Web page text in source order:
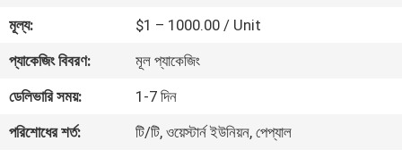
নিয়ন্ত্রণ
যোগাযোগ
করুন
মূল্য:
$1 – 1000.00 / Unit
প্যাকেজিং বিবরণ:
মূল প্যাকেজিং
ডেলিভারি সময়:
1-7 দিন
পরিশোধের শর্ত:
টি/টি, ওয়েস্টার্ন ইউনিয়ন, পেপ্যাল